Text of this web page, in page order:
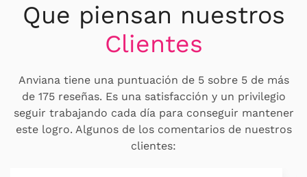
Que piensan nuestros
Clientes
Anviana tiene una puntuación de 5 sobre 5 de más
de 175 reseñas. Es una satisfacción y un privilegio
seguir trabajando cada día para conseguir mantener
este logro. Algunos de los comentarios de nuestros
clientes: